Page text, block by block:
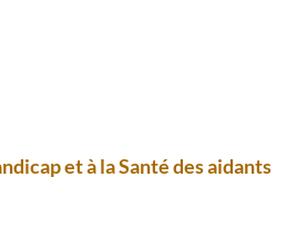
et à la Santé des aidants